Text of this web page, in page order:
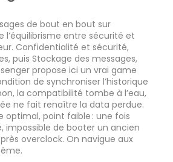
de bout en bout sur
l’équilibrisme entre sécurité et
Confidentialité et sécurité,
puis Stockage des messages,
propose ici un vrai game
de synchroniser l’historique
la compatibilité tombe à l’eau,
ne fait renaître la data perdue.
optimal, point faible : une fois
impossible de booter un ancien
overclock. On navigue aux